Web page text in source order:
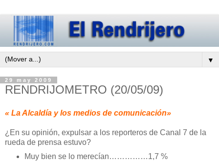
▼
29 may 2009
RENDRIJOMETRO (20/05/09)
« La Alcaldía y los medios de comunicación»
¿En su opinión, expulsar a los reporteros de Canal 7 de la
rueda de prensa estuvo?
Muy bien se lo merecían……………1,7 %